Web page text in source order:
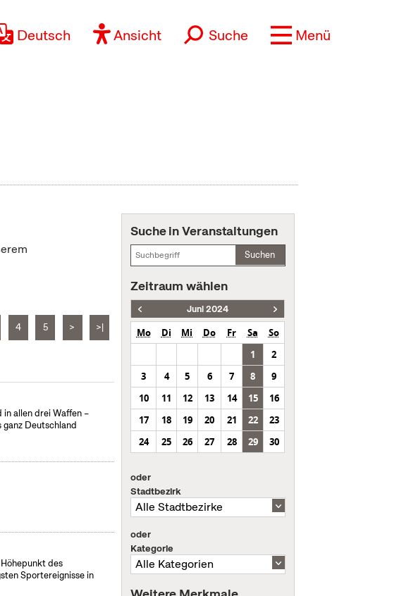
Deutsch Ansicht Suche Menü
4 5 > >|
allen drei Waffen –
ganz Deutschland
des
Sportereignisse in
Suche in Veranstaltungen
Suchen
Zeitraum wählen
Juni 2024
Mo Di Mi Do Fr Sa
So
1
2
3
4 5 6 7 8
9
10
11 12 13 14 15
16
17
18 19 20 21 22
23
24
25 26 27 28 29 30
oder
Stadtbezirk
oder
Kategorie